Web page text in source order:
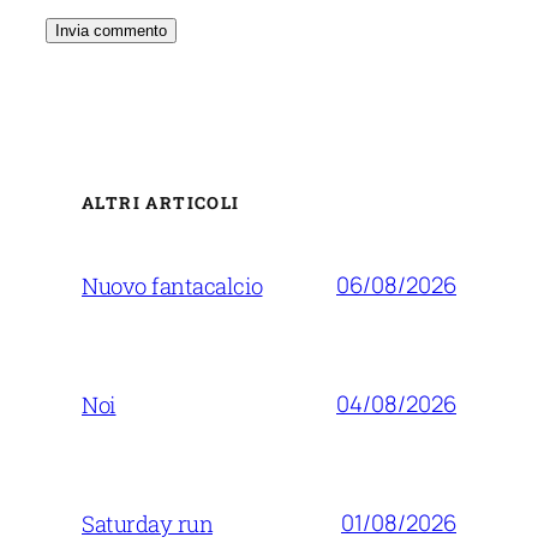
ALTRI ARTICOLI
Nuovo fantacalcio 06/08/2026
Noi 04/08/2026
Saturday run 01/08/2026